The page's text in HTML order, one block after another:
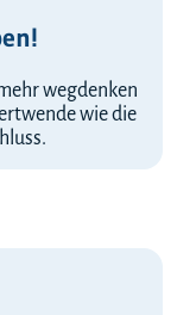
wegdenken
wie die